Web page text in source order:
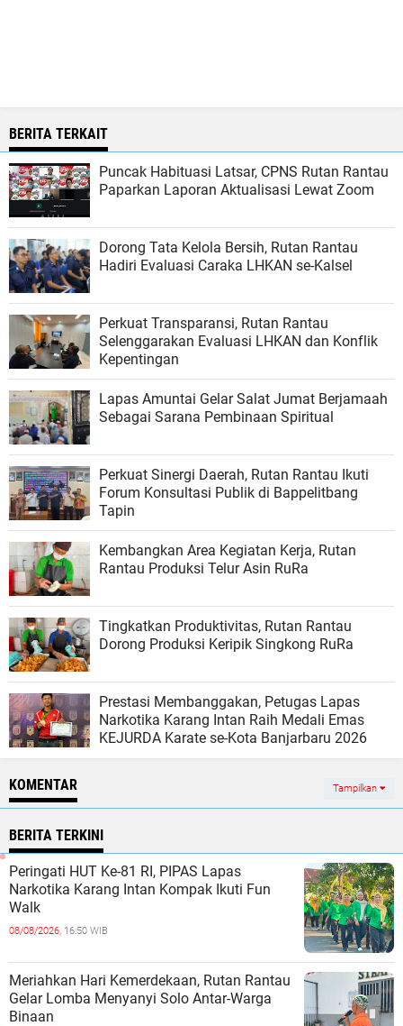
BERITA TERKAIT
Puncak Habituasi Latsar, CPNS Rutan Rantau
Paparkan Laporan Aktualisasi Lewat Zoom
Dorong Tata Kelola Bersih, Rutan Rantau
Hadiri Evaluasi Caraka LHKAN se-Kalsel
Perkuat Transparansi, Rutan Rantau
Selenggarakan Evaluasi LHKAN dan Konflik
Kepentingan
Lapas Amuntai Gelar Salat Jumat Berjamaah
Sebagai Sarana Pembinaan Spiritual
Perkuat Sinergi Daerah, Rutan Rantau Ikuti
Forum Konsultasi Publik di Bappelitbang
Tapin
Kembangkan Area Kegiatan Kerja, Rutan
Rantau Produksi Telur Asin RuRa
Tingkatkan Produktivitas, Rutan Rantau
Dorong Produksi Keripik Singkong RuRa
Prestasi Membanggakan, Petugas Lapas
Narkotika Karang Intan Raih Medali Emas
KEJURDA Karate se-Kota Banjarbaru 2026
KOMENTAR Tampilkan
BERITA TERKINI
Peringati HUT Ke-81 RI, PIPAS Lapas
Narkotika Karang Intan Kompak Ikuti Fun
Walk
08/08/2026, 16:50 WIB
Meriahkan Hari Kemerdekaan, Rutan Rantau
Gelar Lomba Menyanyi Solo Antar-Warga
Binaan